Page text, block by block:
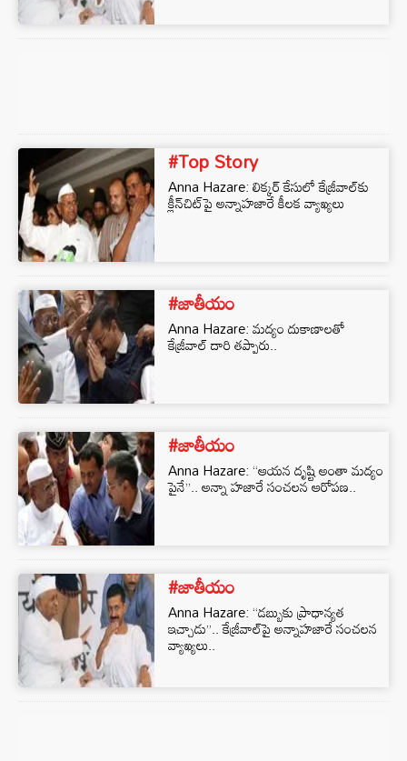
#Top Story
Anna Hazare: లిక్కర్ కేసులో కేజ్రీవాల్‌కు
క్లీన్‌చిట్‌పై అన్నాహజారే కీలక వ్యాఖ్యలు
#జాతీయం
Anna Hazare: మద్యం దుకాణాలతో
కేజ్రీవాల్ దారి తప్పారు..
#జాతీయం
Anna Hazare: ‘‘ఆయన దృష్టి అంతా మద్యం
పైనే’’.. అన్నా హజారే సంచలన ఆరోపణ..
#జాతీయం
Anna Hazare: ‘‘డబ్బుకు ప్రాధాన్యత
ఇచ్చాడు’’.. కేజ్రీవాల్‌పై అన్నాహజారే సంచలన
వ్యాఖ్యలు..